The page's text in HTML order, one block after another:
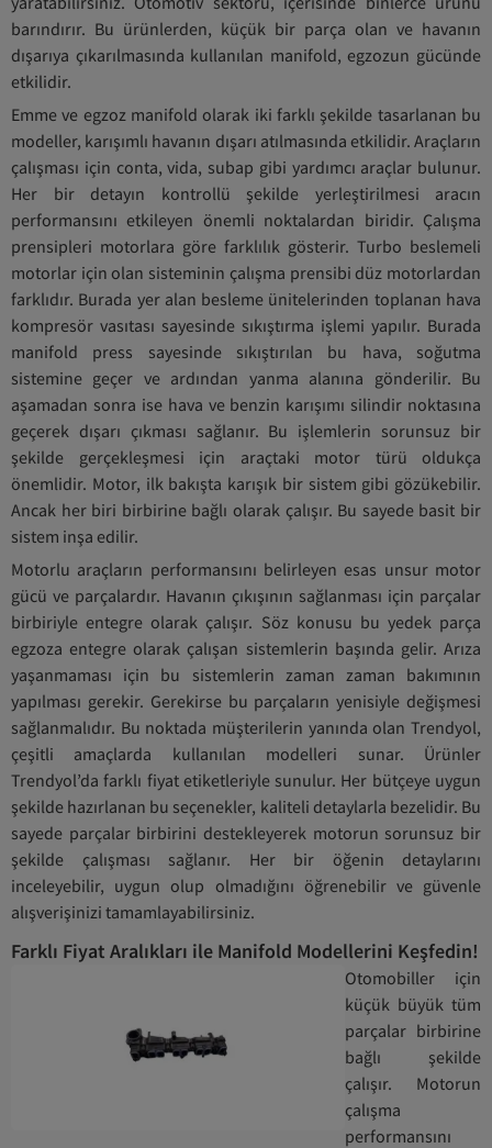
barındırır. Bu ürünlerden, küçük bir parça olan ve havanın
dışarıya çıkarılmasında kullanılan manifold, egzozun gücünde
etkilidir.
Emme ve egzoz manifold olarak iki farklı şekilde tasarlanan bu
modeller, karışımlı havanın dışarı atılmasında etkilidir. Araçların
çalışması için conta, vida, subap gibi yardımcı araçlar bulunur.
Her bir detayın kontrollü şekilde yerleştirilmesi aracın
performansını etkileyen önemli noktalardan biridir. Çalışma
prensipleri motorlara göre farklılık gösterir. Turbo beslemeli
motorlar için olan sisteminin çalışma prensibi düz motorlardan
farklıdır. Burada yer alan besleme ünitelerinden toplanan hava
kompresör vasıtası sayesinde sıkıştırma işlemi yapılır. Burada
manifold press sayesinde sıkıştırılan bu hava, soğutma
sistemine geçer ve ardından yanma alanına gönderilir. Bu
aşamadan sonra ise hava ve benzin karışımı silindir noktasına
geçerek dışarı çıkması sağlanır. Bu işlemlerin sorunsuz bir
şekilde gerçekleşmesi için araçtaki motor türü oldukça
önemlidir. Motor, ilk bakışta karışık bir sistem gibi gözükebilir.
Ancak her biri birbirine bağlı olarak çalışır. Bu sayede basit bir
sistem inşa edilir.
Motorlu araçların performansını belirleyen esas unsur motor
gücü ve parçalardır. Havanın çıkışının sağlanması için parçalar
birbiriyle entegre olarak çalışır. Söz konusu bu yedek parça
egzoza entegre olarak çalışan sistemlerin başında gelir. Arıza
yaşanmaması için bu sistemlerin zaman zaman bakımının
yapılması gerekir. Gerekirse bu parçaların yenisiyle değişmesi
sağlanmalıdır. Bu noktada müşterilerin yanında olan Trendyol,
çeşitli amaçlarda kullanılan modelleri sunar. Ürünler
Trendyol’da farklı fiyat etiketleriyle sunulur. Her bütçeye uygun
şekilde hazırlanan bu seçenekler, kaliteli detaylarla bezelidir. Bu
sayede parçalar birbirini destekleyerek motorun sorunsuz bir
şekilde çalışması sağlanır. Her bir öğenin detaylarını
inceleyebilir, uygun olup olmadığını öğrenebilir ve güvenle
alışverişinizi tamamlayabilirsiniz.
Farklı Fiyat Aralıkları ile Manifold Modellerini Keşfedin!
Otomobiller için
küçük büyük tüm
parçalar birbirine
bağlı şekilde
çalışır. Motorun
çalışma
performansını